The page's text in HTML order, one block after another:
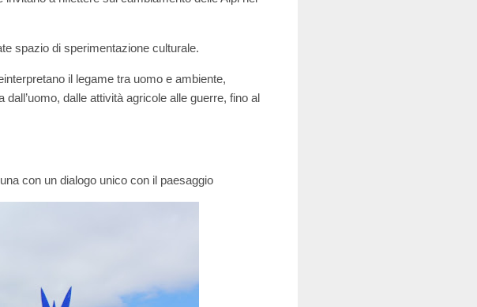
spazio di sperimentazione culturale.
il legame tra uomo e ambiente,
dalle attività agricole alle guerre, fino al
con un dialogo unico con il paesaggio